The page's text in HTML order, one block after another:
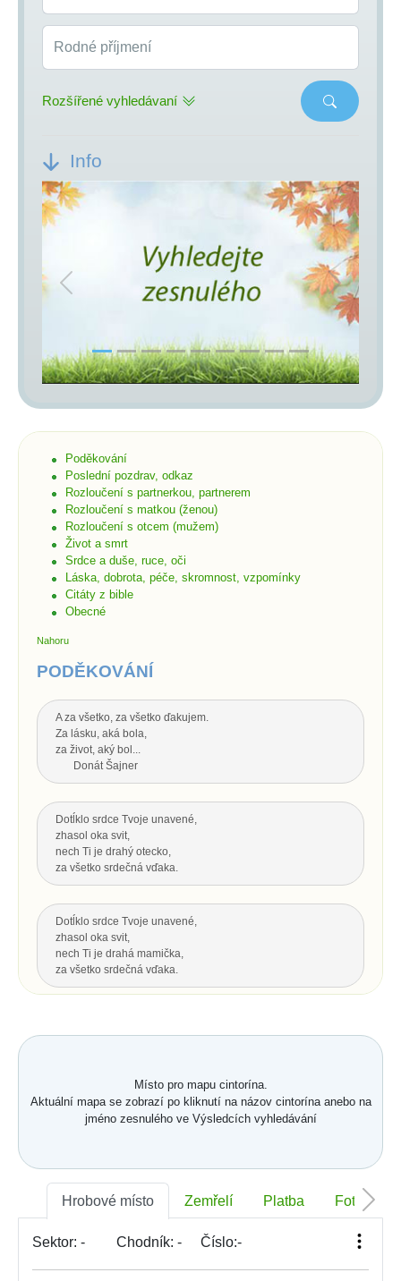
Rodné příjmení
Rozšířené vyhledávaní
Info
Previous Next
Poděkování
Poslední pozdrav, odkaz
Rozloučení s partnerkou, partnerem
Rozloučení s matkou (ženou)
Rozloučení s otcem (mužem)
Život a smrt
Srdce a duše, ruce, oči
Láska, dobrota, péče, skromnost, vzpomínky
Citáty z bible
Obecné
Nahoru
PODĚKOVÁNÍ
A za všetko, za všetko ďakujem.
Za lásku, aká bola,
za život, aký bol...
Donát Šajner
Dotĺklo srdce Tvoje unavené,
zhasol oka svit,
nech Ti je drahý otecko,
za všetko srdečná vďaka.
Dotĺklo srdce Tvoje unavené,
zhasol oka svit,
nech Ti je drahá mamička,
za všetko srdečná vďaka.
čo s vďakou dnes Ti môžem dať...
Nech je vôľa Tvoja nám všetkým,
ako vtákom je a hmyzu,
S. K. Neumann
Místo pro mapu cintorína.
Aktuální mapa se zobrazí po kliknutí na názov cintorína anebo na
jméno zesnulého ve Výsledcích vyhledávání
Hrobové místo Zemřelí Platba Foto
Sektor: - Chodník: - Číslo:-